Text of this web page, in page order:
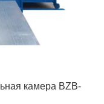
камера BZB-